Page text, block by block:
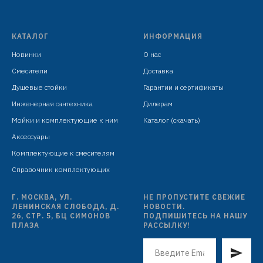
КАТАЛОГ
Новинки
Смесители
Душевые стойки
Инженерная сантехника
Мойки и комплектующие к ним
Аксессуары
Комплектующие к смесителям
Справочник комплектующих
ИНФОРМАЦИЯ
О нас
Доставка
Гарантии и сертификаты
Дилерам
Каталог (скачать)
Г. МОСКВА, УЛ.
ЛЕНИНСКАЯ СЛОБОДА, Д.
26, СТР. 5, БЦ СИМОНОВ
ПЛАЗА
НЕ ПРОПУСТИТЕ СВЕЖИЕ
НОВОСТИ.
ПОДПИШИТЕСЬ НА НАШУ
РАССЫЛКУ!